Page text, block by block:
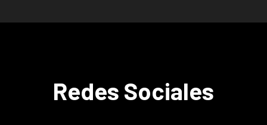
Redes Sociales